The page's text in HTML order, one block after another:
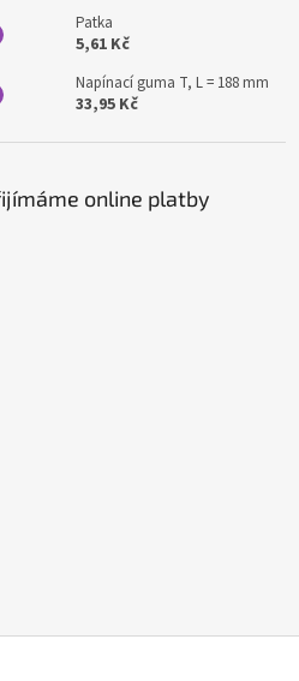
Patka
5,61 Kč
Napínací guma T, L = 188 mm
33,95 Kč
online platby